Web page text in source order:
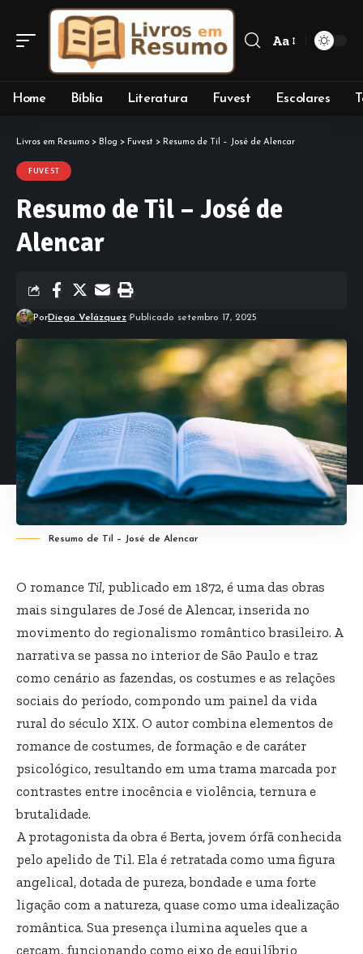
Font
Aa
Home Bíblia Literatura Fuvest Escolares
Livros em Resumo > Blog > Fuvest > Resumo de Til – José de Alencar
FUVEST
Resumo de Til – José de
Alencar
PorDiego Velázquez Publicado setembro 17, 2025
Resumo de Til – José de Alencar
O romance Til, publicado em 1872, é uma das obras
mais singulares de José de Alencar, inserida no
movimento do regionalismo romântico brasileiro. A
narrativa se passa no interior de São Paulo e traz
como cenário as fazendas, os costumes e as relações
sociais do período, compondo um painel da vida
rural do século XIX. O autor combina elementos de
romance de costumes, de formação e de caráter
psicológico, resultando em uma trama marcada por
contrastes entre inocência e violência, ternura e
brutalidade.
A protagonista da obra é Berta, jovem órfã conhecida
pelo apelido de Til. Ela é retratada como uma figura
angelical, dotada de pureza, bondade e uma forte
ligação com a natureza, quase como uma idealização
romântica. Sua presença ilumina aqueles que a
cercam, funcionando como eixo de equilíbrio